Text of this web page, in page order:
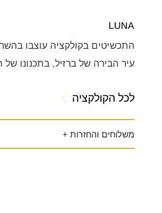
LUNA
התכשיטים בקולקציה עוצבו
עיר הבירה של ברזיל, בתכנונו של
לכל הקולקציה
משלוחים והחזרות +